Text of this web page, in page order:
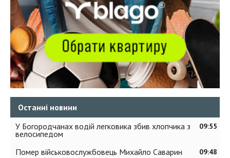
Останні новини
09:55
У Богородчанах водій легковика збив хлопчика з
велосипедом
09:48
Помер військовослужбовець Михайло Саварин